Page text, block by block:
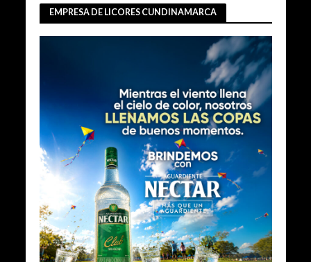
EMPRESA DE LICORES CUNDINAMARCA